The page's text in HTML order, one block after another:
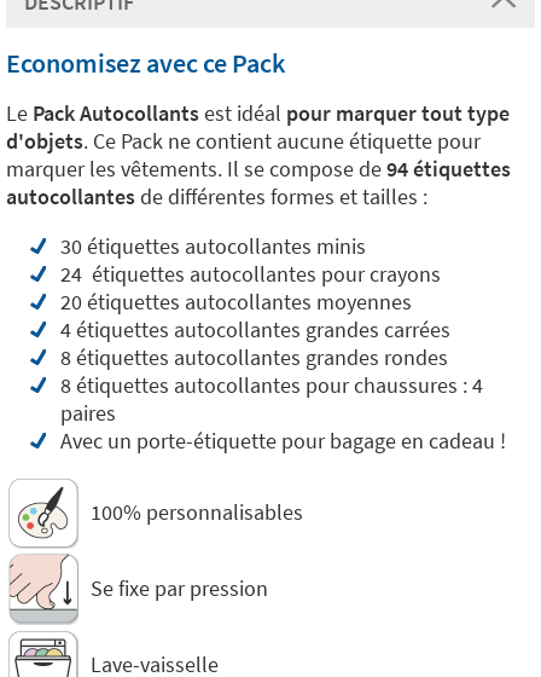
Economisez avec ce Pack
Le Pack Autocollantsest idéal pour marquer tout type
d'objets. Ce Pack ne contient aucune étiquette pour
marquer les vêtements. Il se compose de94 étiquettes
autocollantesde différentes formes et tailles :
30 étiquettes autocollantes minis
24 étiquettes autocollantes pour crayons
20 étiquettes autocollantes moyennes
4 étiquettes autocollantes grandes carrées
8 étiquettes autocollantes grandes rondes
8 étiquettes autocollantes pour chaussures : 4
paires
Avec un porte-étiquette pour bagage en cadeau !
100% personnalisables
Se fixe par pression
Lave-vaisselle